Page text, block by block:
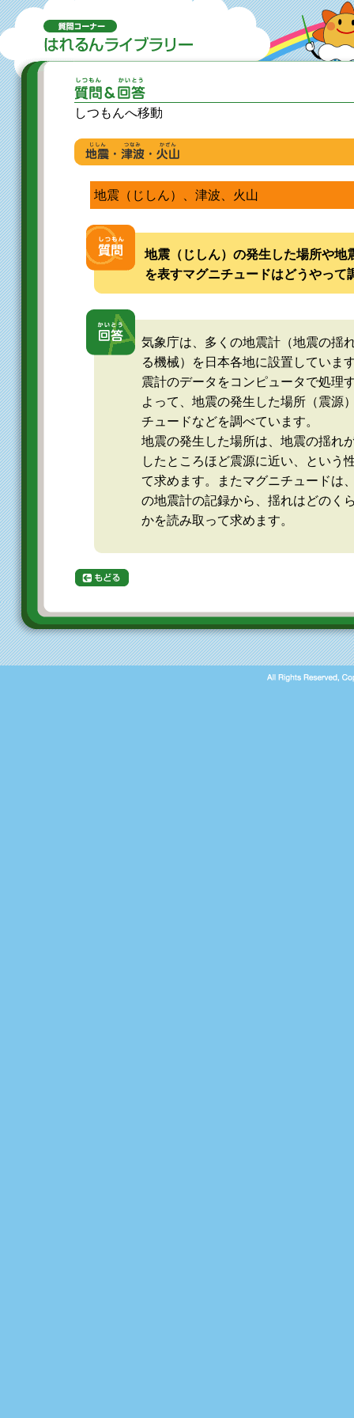
しつもんへ移動
地震（じしん）、津波、火山
地震（じしん）の発生した場所や地
を表すマグニチュードはどうやって
気象庁は、多くの地震計（地震の揺
る機械）を日本各地に設置していま
震計のデータをコンピュータで処理
よって、地震の発生した場所（震源
チュードなどを調べています。
地震の発生した場所は、地震の揺れ
したところほど震源に近い、という
て求めます。またマグニチュードは
の地震計の記録から、揺れはどのく
かを読み取って求めます。